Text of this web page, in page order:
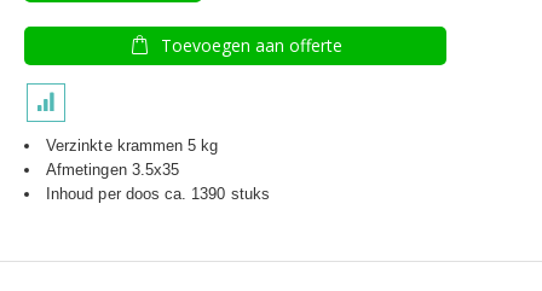
Toevoegen aan offerte
Verzinkte krammen 5 kg
Afmetingen 3.5x35
Inhoud per doos ca. 1390 stuks